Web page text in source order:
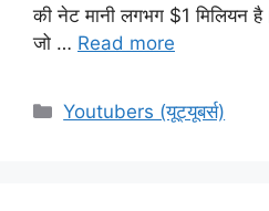
की नेट मानी लगभग $1 मिलियन
जो … Read more
Categories
Youtubers (यूट्यूबर्स)